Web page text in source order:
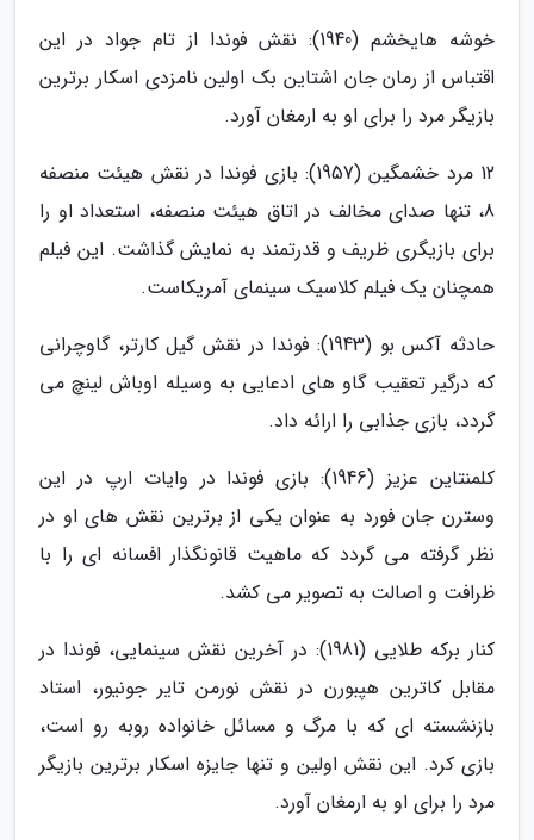
خوشه هایخشم (1940): نقش فوندا از تام جواد در این
اقتباس از رمان جان اشتاین بک اولین نامزدی اسکار برترین
بازیگر مرد را برای او به ارمغان آورد.
12 مرد خشمگین (1957): بازی فوندا در نقش هیئت منصفه
8، تنها صدای مخالف در اتاق هیئت منصفه، استعداد او را
برای بازیگری ظریف و قدرتمند به نمایش گذاشت. این فیلم
همچنان یک فیلم کلاسیک سینمای آمریکاست.
حادثه آکس بو (1943): فوندا در نقش گیل کارتر، گاوچرانی
که درگیر تعقیب گاو های ادعایی به وسیله اوباش لینچ می
گردد، بازی جذابی را ارائه داد.
کلمنتاین عزیز (1946): بازی فوندا در وایات ارپ در این
وسترن جان فورد به عنوان یکی از برترین نقش های او در
نظر گرفته می گردد که ماهیت قانونگذار افسانه ای را با
ظرافت و اصالت به تصویر می کشد.
کنار برکه طلایی (1981): در آخرین نقش سینمایی، فوندا در
مقابل کاترین هپبورن در نقش نورمن تایر جونیور، استاد
بازنشسته ای که با مرگ و مسائل خانواده روبه رو است،
بازی کرد. این نقش اولین و تنها جایزه اسکار برترین بازیگر
مرد را برای او به ارمغان آورد.